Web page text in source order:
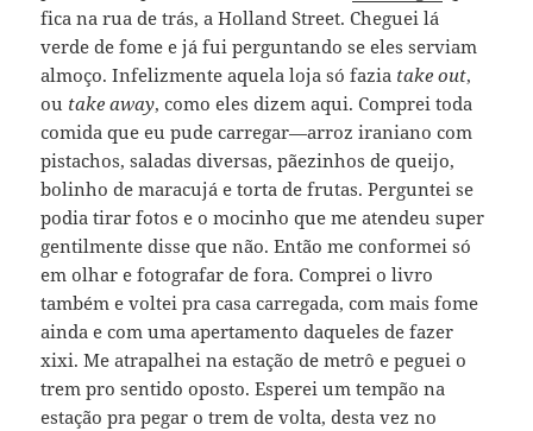
fica na rua de trás, a Holland Street. Cheguei lá
verde de fome e já fui perguntando se eles serviam
almoço. Infelizmente aquela loja só fazia take out,
ou take away, como eles dizem aqui. Comprei toda
comida que eu pude carregar—arroz iraniano com
pistachos, saladas diversas, pãezinhos de queijo,
bolinho de maracujá e torta de frutas. Perguntei se
podia tirar fotos e o mocinho que me atendeu super
gentilmente disse que não. Então me conformei só
em olhar e fotografar de fora. Comprei o livro
também e voltei pra casa carregada, com mais fome
ainda e com uma apertamento daqueles de fazer
xixi. Me atrapalhei na estação de metrô e peguei o
trem pro sentido oposto. Esperei um tempão na
estação pra pegar o trem de volta, desta vez no